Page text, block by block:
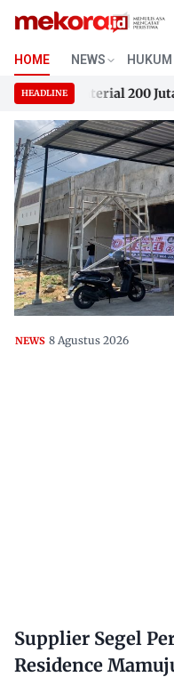
Skip
content
HOME NEWS HUKUM
HEADLINEMaterial 200 Juta
Material 200 Juta
NEWS 8 Agustus 2026
Supplier Segel
Residence